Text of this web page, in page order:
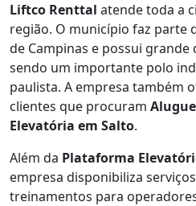
Liftco Renttal atende toda a
região. O município faz parte
de Campinas e possui
sendo um importante polo
paulista. A empresa também
clientes que procuram
Elevatória em Salto.
Além da Plataforma
empresa disponibiliza
treinamentos para